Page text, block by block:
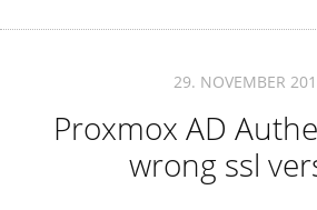
29. NOVEMBER
Proxmox AD
wrong ssl